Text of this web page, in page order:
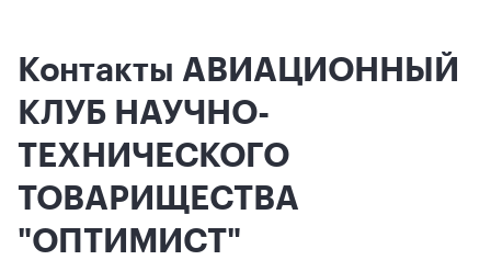
Контакты АВИАЦИОННЫЙ
КЛУБ НАУЧНО-
ТЕХНИЧЕСКОГО
ТОВАРИЩЕСТВА
"ОПТИМИСТ"